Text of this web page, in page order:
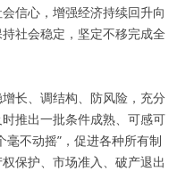
信心，增强经济持续回升向
社会稳定，坚定不移完成全
长、调结构、防风险，充分
推出一批条件成熟、可感可
毫不动摇”，促进各种所有制
保护、市场准入、破产退出